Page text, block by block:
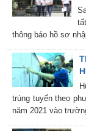
thông báo hồ sơ
trúng tuyển theo
năm 2021 vào